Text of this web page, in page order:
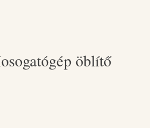
öblítő